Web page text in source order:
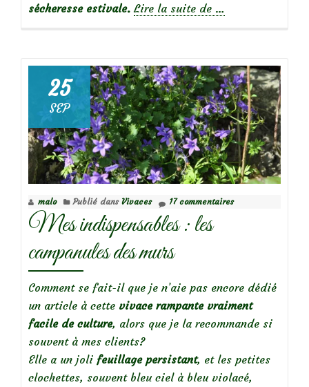
sécheresse estivale. Lire la suite de à
…
25
SEP
malo Publié dans Vivaces 17 commentaires
Mes indispensables : les
campanules des murs
Comment se fait-il que je n’aie pas encore dédié
un article à cette vivace rampante vraiment
facile de culture, alors que je la recommande si
souvent à mes clients?
Elle a un joli feuillage persistant, et les petites
clochettes, souvent bleu ciel à bleu violacé,